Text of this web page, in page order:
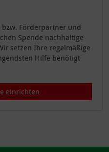
Förderpartner und
Spende nachhaltige
setzen Ihre regelmäßige
Hilfe benötigt
einrichten